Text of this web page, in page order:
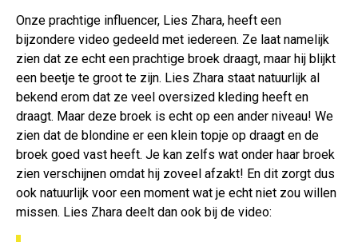
Onze prachtige influencer, Lies Zhara, heeft een
bijzondere video gedeeld met iedereen. Ze laat namelijk
zien dat ze echt een prachtige broek draagt, maar hij blijkt
een beetje te groot te zijn. Lies Zhara staat natuurlijk al
bekend erom dat ze veel oversized kleding heeft en
draagt. Maar deze broek is echt op een ander niveau! We
zien dat de blondine er een klein topje op draagt en de
broek goed vast heeft. Je kan zelfs wat onder haar broek
zien verschijnen omdat hij zoveel afzakt! En dit zorgt dus
ook natuurlijk voor een moment wat je echt niet zou willen
missen. Lies Zhara deelt dan ook bij de video: